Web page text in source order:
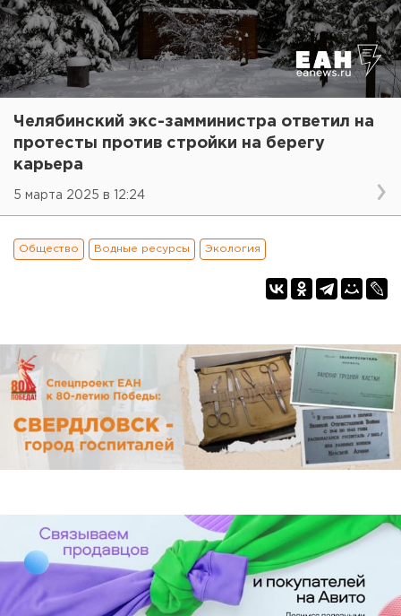
Челябинский экс-замминистра ответил на
протесты против стройки на берегу
карьера
5 марта 2025 в 12:24
Общество Водные ресурсы Экология